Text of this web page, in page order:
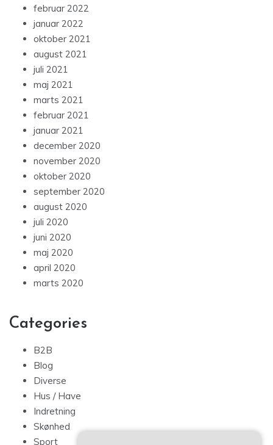
februar 2022
januar 2022
oktober 2021
august 2021
juli 2021
maj 2021
marts 2021
februar 2021
januar 2021
december 2020
november 2020
oktober 2020
september 2020
august 2020
juli 2020
juni 2020
maj 2020
april 2020
marts 2020
Categories
B2B
Blog
Diverse
Hus / Have
Indretning
Skønhed
Sport